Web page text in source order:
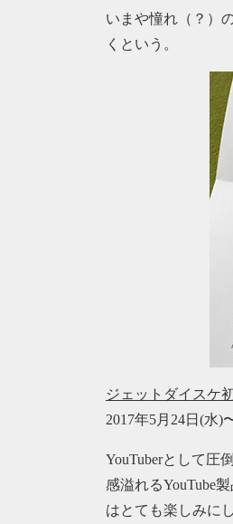
いまや憧れ（？）
くという。
ジェットダイスケ
2017年5月24日(水
YouTuberとして圧
感溢れるYouTube
はとても楽しみに